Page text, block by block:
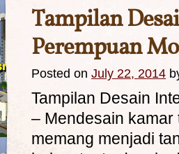
Tampilan
Perempuan
Posted on July 22, 2014
Tampilan Desain
– Mendesain
memang menjadi